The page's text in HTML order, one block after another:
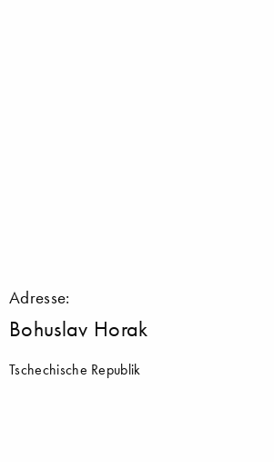
Adresse:
Bohuslav Horak
Tschechische Republik